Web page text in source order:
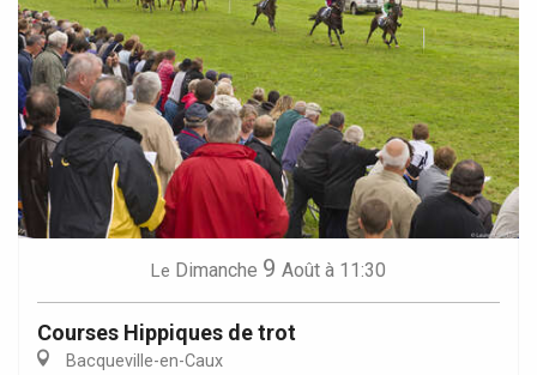
Le Dimanche 9 Août à 11:30
Courses Hippiques de trot
Bacqueville-en-Caux